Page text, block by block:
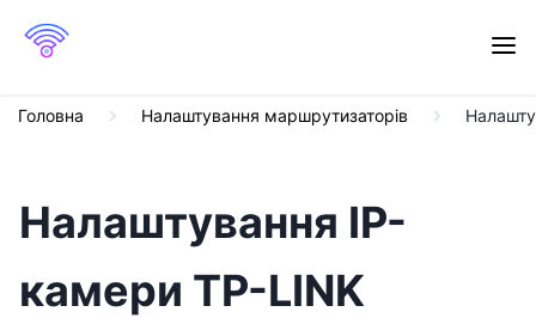
Головна Налаштування маршрутизаторів
Налаштування IP-
камери TP-LINK